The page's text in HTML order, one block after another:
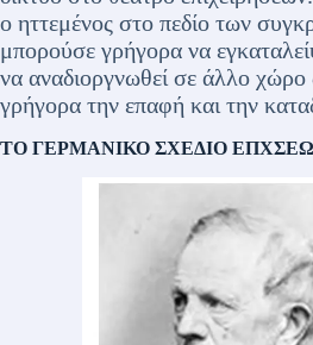
ο ηττεμένος στο πεδίο των
μπορούσε γρήγορα να
να αναδιοργνωθεί σε άλλο χώρο
γρήγορα την επαφή και την
ΤΟ ΓΕΡΜΑΝΙΚΟ ΣΧΕΔΙΟ